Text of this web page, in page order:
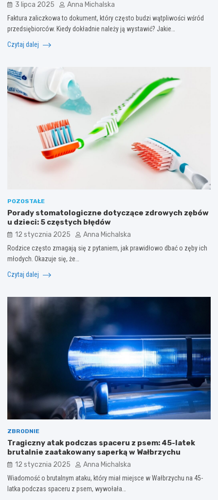
3 lipca 2025 Anna Michalska
Faktura zaliczkowa to dokument, który często budzi wątpliwości wśród
przedsiębiorców. Kiedy dokładnie należy ją wystawić? Jakie…
Czytaj dalej
POZOSTAŁE
Porady stomatologiczne dotyczące zdrowych zębów
u dzieci: 5 częstych błędów
12 stycznia 2025 Anna Michalska
Rodzice często zmagają się z pytaniem, jak prawidłowo dbać o zęby ich
młodych. Okazuje się, że…
Czytaj dalej
ZBRODNIE
Tragiczny atak podczas spaceru z psem: 45-latek
brutalnie zaatakowany saperką w Wałbrzychu
12 stycznia 2025 Anna Michalska
Wiadomość o brutalnym ataku, który miał miejsce w Wałbrzychu na 45-
latka podczas spaceru z psem, wywołała…